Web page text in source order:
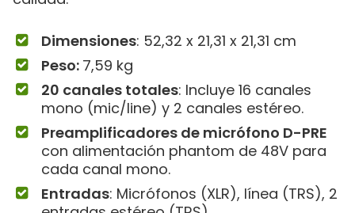
Dimensiones: ‎52,32 x 21,31 x 21,31 cm
Peso: 7,59 kg
20 canales totales: Incluye 16 canales
mono (mic/line) y 2 canales estéreo.
Preamplificadores de micrófono D-PRE
con alimentación phantom de 48V para
cada canal mono.
Entradas: Micrófonos (XLR), línea (TRS), 2